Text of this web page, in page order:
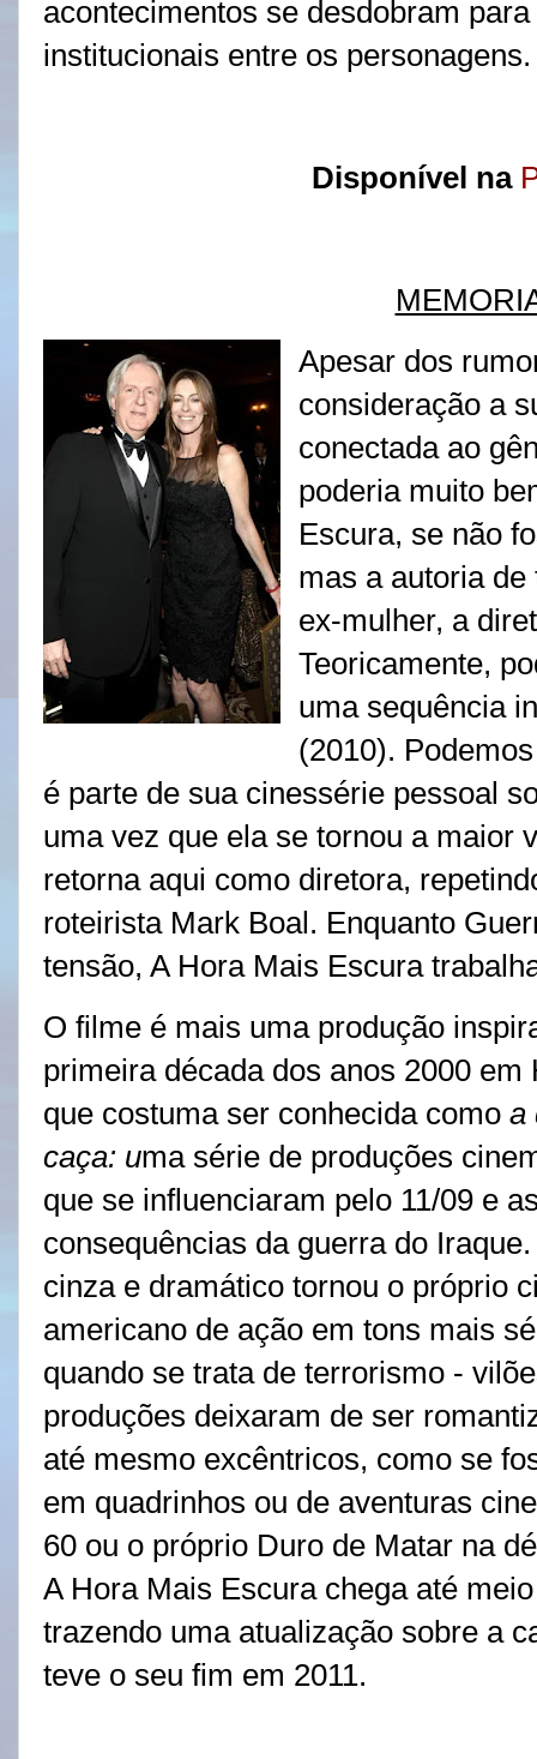
acontecimentos se desdobram
institucionais entre os
Disponível na
Apesar dos
consideração a
conectada ao
poderia muito
Escura, se não
mas a autoria
ex-mulher, a
Teoricamente,
uma sequência
(2010).
é parte de sua cinessérie pessoal
uma vez que ela se tornou a maior
retorna aqui como diretora,
roteirista Mark Boal. Enquanto
tensão, A Hora Mais Escura
O filme é mais uma produção
primeira década dos anos 2000 em
que costuma ser conhecida como a
caça: uma série de produções
que se influenciaram pelo 11/09 e
consequências da guerra do
cinza e dramático tornou o próprio
americano de ação em tons mais
quando se trata de terrorismo -
produções deixaram de ser
até mesmo excêntricos, como se
em quadrinhos ou de aventuras
60 ou o próprio Duro de Matar na
A Hora Mais Escura chega até
trazendo uma atualização sobre a
teve o seu fim em 2011.